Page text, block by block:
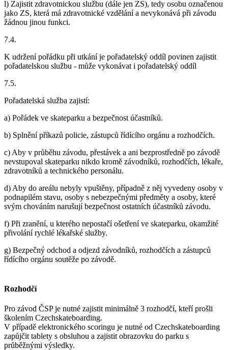
l) Zajistit zdravotnickou službu (dále jen ZS), tedy osobu označenou
jako ZS, která má zdravotnické vzdělání a nevykonává při závodu
žádnou jinou funkci.
7.4.
K udržení pořádku při utkání je pořadatelský oddíl povinen zajistit
pořadatelskou službu - může vykonávat i pořadatelský oddíl
7.5.
Pořadatelská služba zajistí:
a) Pořádek ve skateparku a bezpečnost účastníků.
b) Splnění příkazů policie, zástupců řídícího orgánu a rozhodčích.
c) Aby v průběhu závodu, přestávek a ani bezprostředně po závodě
nevstupoval skateparku nikdo kromě závodníků, rozhodčích, lékaře,
zdravotníků a technického personálu.
d) Aby do areálu nebyly vpuštěny, případně z něj vyvedeny osoby v
podnapilém stavu, osoby s nebezpečnými předměty a osoby, které
svým chováním narušují bezpečnost ostatních účastníků závodu.
f) Při zranění, u kterého nepostačí ošetření ve skateparku, okamžité
přivolání rychlé lékařské služby.
g) Bezpečný odchod a odjezd závodníků, rozhodčích a zástupců
řídícího orgánu soutěže po závodě.
Rozhodčí
Pro závod ČSP je nutné zajistit minimálně 3 rozhodčí, kteří prošli
školením Czechskateboarding.
V případě elektronického scoringu je nutné od Czechskateboarding
zapůjčit tablety s obsluhou a zajistit obrazovku do parku s
průběžnými výsledky.